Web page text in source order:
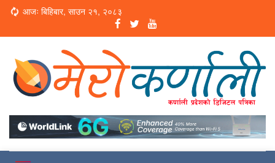
Loading...
आजः बिहिबार, साउन २१, २०८३
Merokarnali